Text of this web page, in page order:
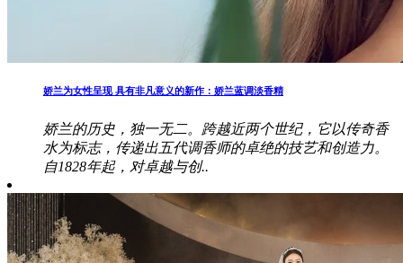
娇兰为女性呈现 具有非凡意义的新作：娇兰蓝调淡香精
娇兰的历史，独一无二。跨越近两个世纪，它以传奇香
水为标志，传递出五代调香师的卓绝的技艺和创造力。
自1828年起，对卓越与创..